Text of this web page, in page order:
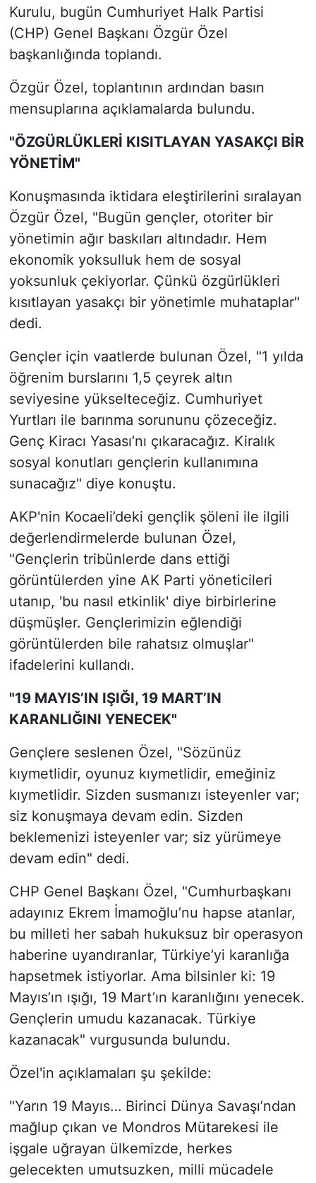
Kurulu, bugün Cumhuriyet Halk Partisi
(CHP) Genel Başkanı Özgür Özel
başkanlığında toplandı.
Özgür Özel, toplantının ardından basın
mensuplarına açıklamalarda bulundu.
"ÖZGÜRLÜKLERİ KISITLAYAN YASAKÇI BİR
YÖNETİM"
Konuşmasında iktidara eleştirilerini sıralayan
Özgür Özel, "Bugün gençler, otoriter bir
yönetimin ağır baskıları altındadır. Hem
ekonomik yoksulluk hem de sosyal
yoksunluk çekiyorlar. Çünkü özgürlükleri
kısıtlayan yasakçı bir yönetimle muhataplar"
dedi.
Gençler için vaatlerde bulunan Özel, "1 yılda
öğrenim burslarını 1,5 çeyrek altın
seviyesine yükselteceğiz. Cumhuriyet
Yurtları ile barınma sorununu çözeceğiz.
Genç Kiracı Yasası’nı çıkaracağız. Kiralık
sosyal konutları gençlerin kullanımına
sunacağız" diye konuştu.
AKP'nin Kocaeli’deki gençlik şöleni ile ilgili
değerlendirmelerde bulunan Özel,
"Gençlerin tribünlerde dans ettiği
görüntülerden yine AK Parti yöneticileri
utanıp, 'bu nasıl etkinlik' diye birbirlerine
düşmüşler. Gençlerimizin eğlendiği
görüntülerden bile rahatsız olmuşlar"
ifadelerini kullandı.
"19 MAYIS’IN IŞIĞI, 19 MART’IN
KARANLIĞINI YENECEK"
Gençlere seslenen Özel, "Sözünüz
kıymetlidir, oyunuz kıymetlidir, emeğiniz
kıymetlidir. Sizden susmanızı isteyenler var;
siz konuşmaya devam edin. Sizden
beklemenizi isteyenler var; siz yürümeye
devam edin" dedi.
CHP Genel Başkanı Özel, "Cumhurbaşkanı
adayınız Ekrem İmamoğlu’nu hapse atanlar,
bu milleti her sabah hukuksuz bir operasyon
haberine uyandıranlar, Türkiye’yi karanlığa
hapsetmek istiyorlar. Ama bilsinler ki: 19
Mayıs’ın ışığı, 19 Mart’ın karanlığını yenecek.
Gençlerin umudu kazanacak. Türkiye
kazanacak" vurgusunda bulundu.
Özel'in açıklamaları şu şekilde:
"Yarın 19 Mayıs… Birinci Dünya Savaşı’ndan
mağlup çıkan ve Mondros Mütarekesi ile
işgale uğrayan ülkemizde, herkes
gelecekten umutsuzken, milli mücadele